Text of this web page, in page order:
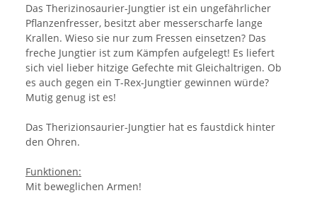
Das Therizinosaurier-Jungtier ist ein ungefährlicher
Pflanzenfresser, besitzt aber messerscharfe lange
Krallen. Wieso sie nur zum Fressen einsetzen? Das
freche Jungtier ist zum Kämpfen aufgelegt! Es liefert
sich viel lieber hitzige Gefechte mit Gleichaltrigen. Ob
es auch gegen ein T-Rex-Jungtier gewinnen würde?
Mutig genug ist es!
Das Therizionsaurier-Jungtier hat es faustdick hinter
den Ohren.
Funktionen:
Mit beweglichen Armen!